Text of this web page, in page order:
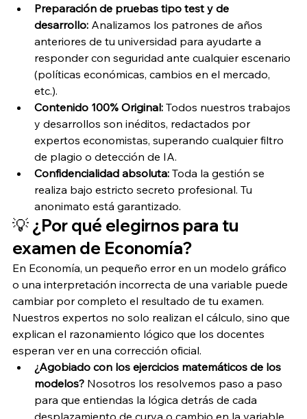
Preparación de pruebas tipo test y de
desarrollo: Analizamos los patrones de años
anteriores de tu universidad para ayudarte a
responder con seguridad ante cualquier escenario
(políticas económicas, cambios en el mercado,
etc.).
Contenido 100% Original: Todos nuestros trabajos
y desarrollos son inéditos, redactados por
expertos economistas, superando cualquier filtro
de plagio o detección de IA.
Confidencialidad absoluta: Toda la gestión se
realiza bajo estricto secreto profesional. Tu
anonimato está garantizado.
💡 ¿Por qué elegirnos para tu
examen de Economía?
En Economía, un pequeño error en un modelo gráfico
o una interpretación incorrecta de una variable puede
cambiar por completo el resultado de tu examen.
Nuestros expertos no solo realizan el cálculo, sino que
explican el razonamiento lógico que los docentes
esperan ver en una corrección oficial.
¿Agobiado con los ejercicios matemáticos de los
modelos? Nosotros los resolvemos paso a paso
para que entiendas la lógica detrás de cada